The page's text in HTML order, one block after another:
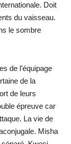
Doit
du vaisseau.
le sombre
de l’équipage
de la
de leurs
épreuve car
La vie de
Misha